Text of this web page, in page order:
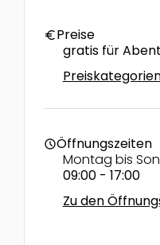
euroPreise
gratis für
scheduleÖffnungszeiten
Montag bis
09:00 - 17:00
Zu den